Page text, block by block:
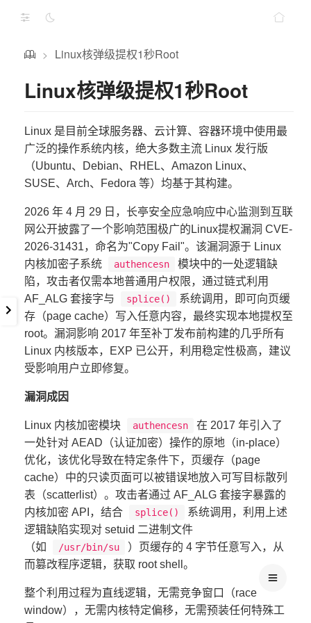
> Linux核弹级提权1秒Root
Linux核弹级提权1秒Root
Linux 是目前全球服务器、云计算、容器环境中使用最
广泛的操作系统内核，绝大多数主流 Linux 发行版
（Ubuntu、Debian、RHEL、Amazon Linux、
SUSE、Arch、Fedora 等）均基于其构建。
2026 年 4 月 29 日，长亭安全应急响应中心监测到互联
网公开披露了一个影响范围极广的Linux提权漏洞 CVE-
2026-31431，命名为"Copy Fail"。该漏洞源于 Linux
内核加密子系统
authencesn
模块中的一处逻辑缺
陷，攻击者仅需本地普通用户权限，通过链式利用
AF_ALG 套接字与
splice()
系统调用，即可向页缓
存（page cache）写入任意内容，最终实现本地提权至
root。漏洞影响 2017 年至补丁发布前构建的几乎所有
Linux 内核版本，EXP 已公开，利用稳定性极高，建议
受影响用户立即修复。
漏洞成因
Linux 内核加密模块 authencesn
在 2017 年引入了
一处针对 AEAD（认证加密）操作的原地（in-place）
优化，该优化导致在特定条件下，页缓存（page
cache）中的只读页面可以被错误地放入可写目标散列
表（scatterlist）。攻击者通过 AF_ALG 套接字暴露的
内核加密 API，结合
splice()
系统调用，利用上述
逻辑缺陷实现对 setuid 二进制文件
（如
/usr/bin/su
）页缓存的 4 字节任意写入，从
而篡改程序逻辑，获取 root shell。
整个利用过程为直线逻辑，无需竞争窗口（race
window），无需内核特定偏移，无需预装任何特殊工